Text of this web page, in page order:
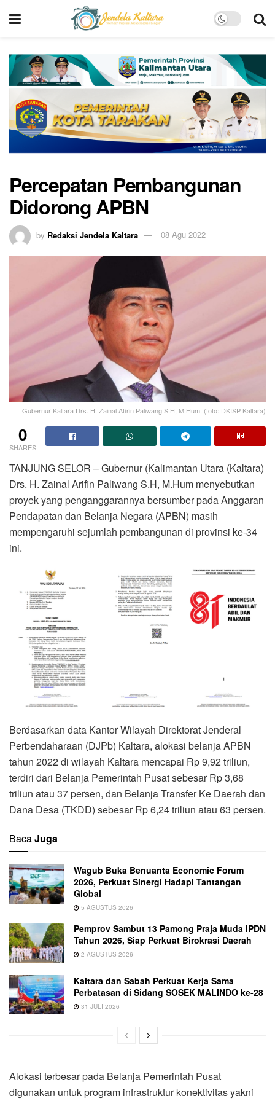
Percepatan Pembangunan
Didorong APBN
by Redaksi Jendela Kaltara 08 Agu 2022
Gubernur Kaltara Drs. H. Zainal Afirin Paliwang S.H, M.Hum. (foto: DKISP Kaltara)
0
SHARES
TANJUNG SELOR – Gubernur (Kalimantan Utara (Kaltara)
Drs. H. Zainal Arifin Paliwang S.H, M.Hum menyebutkan
proyek yang penganggarannya bersumber pada Anggaran
Pendapatan dan Belanja Negara (APBN) masih
mempengaruhi sejumlah pembangunan di provinsi ke-34
ini.
Berdasarkan data Kantor Wilayah Direktorat Jenderal
Perbendaharaan (DJPb) Kaltara, alokasi belanja APBN
tahun 2022 di wilayah Kaltara mencapai Rp 9,92 triliun,
terdiri dari Belanja Pemerintah Pusat sebesar Rp 3,68
triliun atau 37 persen, dan Belanja Transfer Ke Daerah dan
Dana Desa (TKDD) sebesar Rp 6,24 triliun atau 63 persen.
BacaJuga
Wagub Buka Benuanta Economic Forum
2026, Perkuat Sinergi Hadapi Tantangan
Global
5 AGUSTUS 2026
Pemprov Sambut 13 Pamong Praja Muda IPDN
Tahun 2026, Siap Perkuat Birokrasi Daerah
2 AGUSTUS 2026
Kaltara dan Sabah Perkuat Kerja Sama
Perbatasan di Sidang SOSEK MALINDO ke-28
31 JULI 2026
Alokasi terbesar pada Belanja Pemerintah Pusat
digunakan untuk program infrastruktur konektivitas yakni